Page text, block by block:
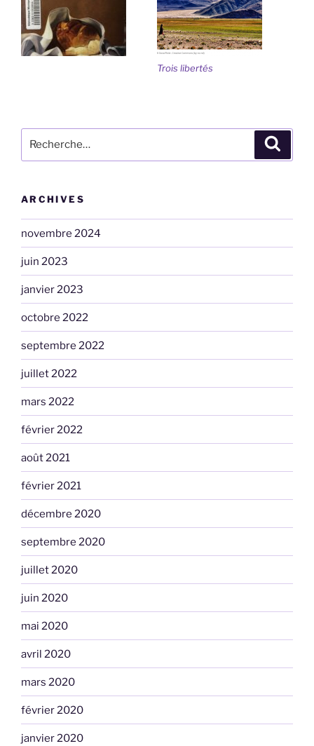
Trois libertés
pour
ARCHIVES
novembre 2024
juin 2023
janvier 2023
octobre 2022
septembre 2022
juillet 2022
mars 2022
février 2022
août 2021
février 2021
décembre 2020
septembre 2020
juillet 2020
juin 2020
mai 2020
avril 2020
mars 2020
février 2020
janvier 2020